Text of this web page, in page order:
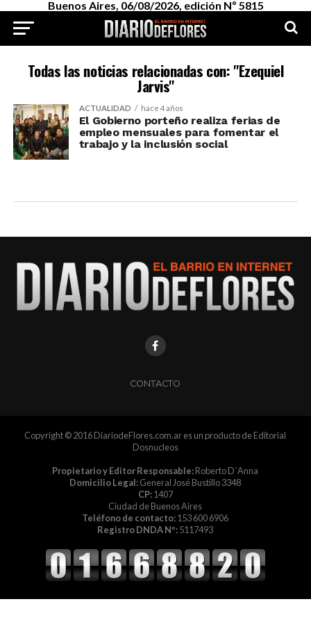
Buenos Aires, 06/08/2026, edición Nº 5815
Todas las noticias relacionadas con: "Ezequiel
Jarvis"
ACTUALIDAD hace 4 años
El Gobierno porteño realiza ferias de
empleo mensuales para fomentar el
trabajo y la inclusión social
CONTACTO
Copyright © 2016 DiariodeFlores.com.ar es un producto de Editorial
Dosnucleos
Propietario y Editor Responsable:Roberto D´Anna
Domicilio Legal:General José Bustillo 3348
CP:1407
Ciudad de Buenos Aires
Teléfono de contacto:153 600 6906
Registro DNDA Nº:5117493